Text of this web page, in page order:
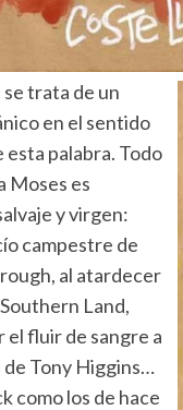
trata de un
en el sentido
esta palabra. Todo
Moses es
y virgen:
campestre de
al atardecer
Land,
el fluir de sangre a
Tony Higgins…
como los de hace